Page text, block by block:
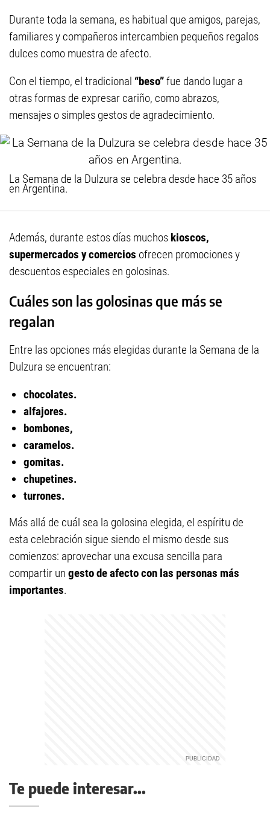
Durante toda la semana, es habitual que amigos, parejas,
familiares y compañeros intercambien pequeños regalos
dulces como muestra de afecto.
Con el tiempo, el tradicional “beso”fue dando lugar a
otras formas de expresar cariño, como abrazos,
mensajes o simples gestos de agradecimiento.
La Semana de la Dulzura se celebra desde hace 35 años
en Argentina.
Además, durante estos días muchos kioscos,
supermercados y comercios ofrecen promociones y
descuentos especiales en golosinas.
Cuáles son las golosinas que más se
regalan
Entre las opciones más elegidas durante la Semana de la
Dulzura se encuentran:
chocolates.
alfajores.
bombones,
caramelos.
gomitas.
chupetines.
turrones.
Más allá de cuál sea la golosina elegida, el espíritu de
esta celebración sigue siendo el mismo desde sus
comienzos: aprovechar una excusa sencilla para
compartir un gesto de afecto con las personas más
importantes.
Te puede interesar...